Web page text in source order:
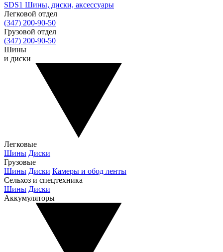
SDS1 Шины, диски, аксессуары
Легковой отдел
(347) 200-90-50
Грузовой отдел
(347) 200-90-50
Шины
и диски
Легковые
Шины Диски
Грузовые
Шины Диски Камеры и обод ленты
Сельхоз и спецтехника
Шины Диски
Аккумуляторы